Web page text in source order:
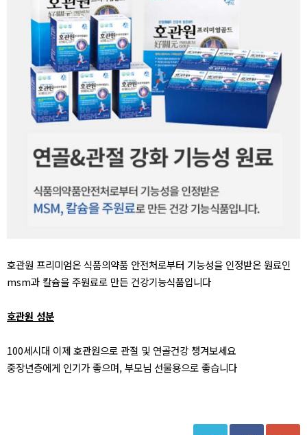
호관원 프리미엄은식품의약품 안전처로부터 기능성을 인정받은 원료인
msm과 칼슘을 주원료로 만든 건강기능식품입니다
호관원 성분
100세시대 이제 호관원으로 관절 및 연골건강 챙겨보세요
중장년층에게 인기가 좋으며, 부모님 선물용으로 좋습니다